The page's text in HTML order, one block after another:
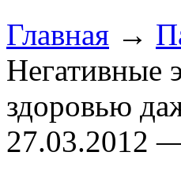
Главная →
Негативные
здоровью
27.03.2012